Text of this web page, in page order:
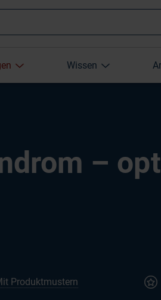
Wissen
–
Produktmustern